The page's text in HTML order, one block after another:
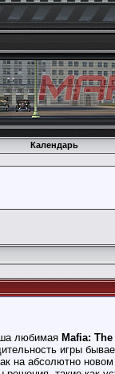
Календарь
любимая Mafia:
игры
на абсолютно